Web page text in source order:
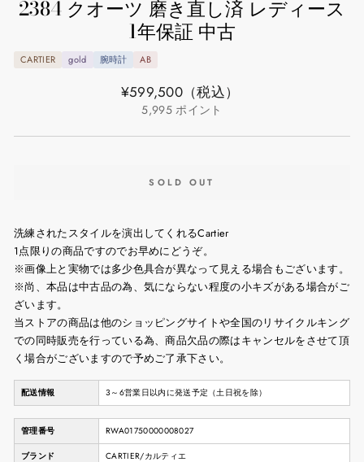
2384 クオーツ 磨き直し済 レディース
1年保証 中古
CARTIER gold 腕時計 AB
通
¥599,500 （税込）
5,995 ポイント
SOLD OUT
洗練されたスタイルを演出してくれるCartier
1点限りの商品ですのでお早めにどうぞ。
※画像上と実物では多少色具合が異なって見える場合もございます。
※尚、本品は中古品の為、気にならない程度の小キズがある場合がご
ざいます。
当ストアの商品は他のショッピングサイトや全国のリサイクルキング
での同時販売を行っている為、商品欠品の際はキャンセルをさせて頂
く場合がございますので予めご了承下さい。
配送情報 3～6営業日以内に発送予定（土日祝を除）
管理番号 RWA01750000008027
ブランド CARTIER/カルティエ